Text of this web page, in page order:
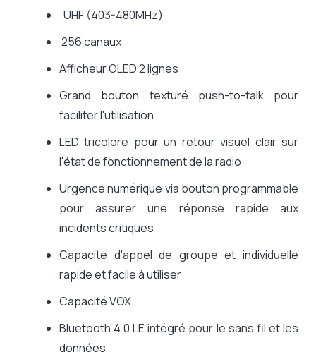
UHF (403-480MHz)
256 canaux
Afficheur OLED 2 lignes
Grand bouton texturé push-to-talk pour
faciliter l'utilisation
LED tricolore pour un retour visuel clair sur
l'état de fonctionnement de la radio
Urgence numérique via bouton programmable
pour assurer une réponse rapide aux
incidents critiques
Capacité d'appel de groupe et individuelle
rapide et facile à utiliser
Capacité VOX
Bluetooth 4.0 LE intégré pour le sans fil et les
données